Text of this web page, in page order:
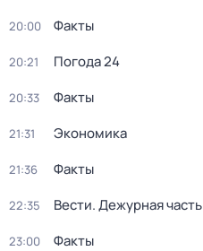
20:00 Факты
20:21 Погода 24
20:33 Факты
21:31 Экономика
21:36 Факты
22:35 Вести. Дежурная часть
23:00 Факты